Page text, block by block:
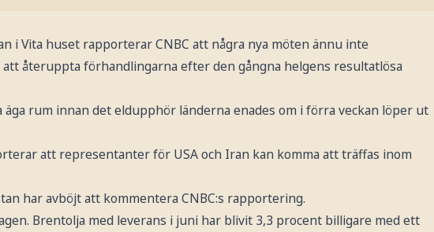
i Vita huset rapporterar CNBC att några nya möten ännu inte
att återuppta förhandlingarna efter den gångna helgens resultatlösa
rum innan det eldupphör länderna enades om i förra veckan löper ut
att representanter för USA och Iran kan komma att träffas inom
har avböjt att kommentera CNBC:s rapportering.
Brentolja med leverans i juni har blivit 3,3 procent billigare med ett